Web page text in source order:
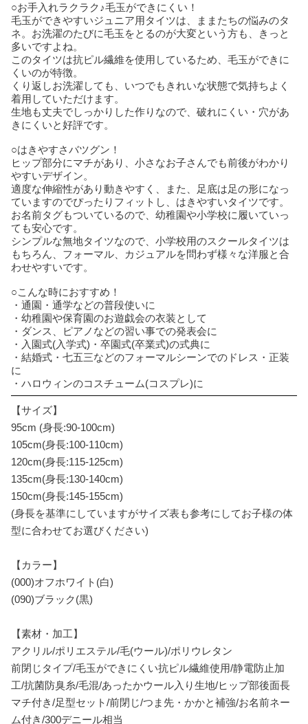
○お手入れラクラク♪毛玉ができにくい！
毛玉ができやすいジュニア用タイツは、ままたちの悩みのタ
ネ。お洗濯のたびに毛玉をとるのが大変という方も、きっと
多いですよね。
このタイツは抗ピル繊維を使用しているため、毛玉ができに
くいのが特徴。
くり返しお洗濯しても、いつでもきれいな状態で気持ちよく
着用していただけます。
生地も丈夫でしっかりした作りなので、破れにくい・穴があ
きにくいと好評です。
○はきやすさバツグン！
ヒップ部分にマチがあり、小さなお子さんでも前後がわかり
やすいデザイン。
適度な伸縮性があり動きやすく、また、足底は足の形になっ
ていますのでぴったりフィットし、はきやすいタイツです。
お名前タグもついているので、幼稚園や小学校に履いていっ
ても安心です。
シンプルな無地タイツなので、小学校用のスクールタイツは
もちろん、フォーマル、カジュアルを問わず様々な洋服と合
わせやすいです。
○こんな時におすすめ！
・通園・通学などの普段使いに
・幼稚園や保育園のお遊戯会の衣装として
・ダンス、ピアノなどの習い事での発表会に
・入園式(入学式)・卒園式(卒業式)の式典に
・結婚式・七五三などのフォーマルシーンでのドレス・正装
に
・ハロウィンのコスチューム(コスプレ)に
【サイズ】
95cm (身長:90-100cm)
105cm(身長:100-110cm)
120cm(身長:115-125cm)
135cm(身長:130-140cm)
150cm(身長:145-155cm)
(身長を基準にしていますがサイズ表も参考にしてお子様の体
型に合わせてお選びください)
【カラー】
(000)オフホワイト(白)
(090)ブラック(黒)
【素材・加工】
アクリル/ポリエステル/毛(ウール)/ポリウレタン
前閉じタイプ/毛玉ができにくい抗ピル繊維使用/静電防止加
工/抗菌防臭糸/毛混/あったかウール入り生地/ヒップ部後面長
マチ付き/足型セット/前閉じ/つま先・かかと補強/お名前ネー
ム付き/300デニール相当